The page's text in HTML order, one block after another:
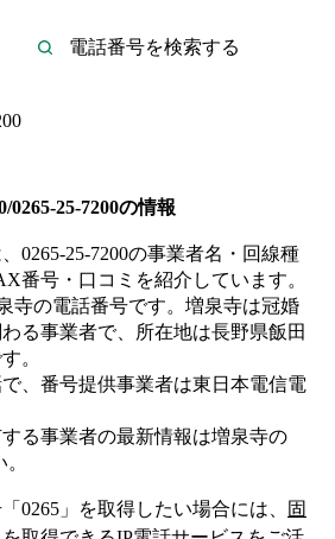
0265-25-7200の情報
0265-25-7200の事業者名・回線種
番号・口コミを紹介しています。
寺の電話番号です。 増泉寺は冠婚
る事業者で、所在地は長野県飯田
。
で、番号提供事業者は東日本電信電
る事業者の最新情報は増泉寺の
0265 」を取得したい場合には、
固